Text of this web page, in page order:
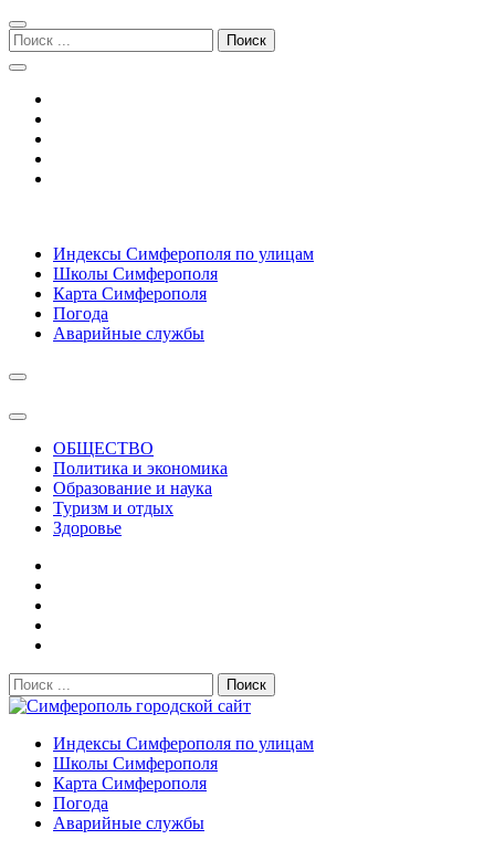
Перейти
к
навигации
Перейти
к
содержимому
Поиск:
Симферополь городской сайт
Индексы Симферополя по улицам
Школы Симферополя
Карта Симферополя
Погода
Аварийные службы
ОБЩЕСТВО
Политика и экономика
Образование и наука
Туризм и отдых
Здоровье
Поиск:
Симферополь городской сайт
Индексы Симферополя по улицам
Школы Симферополя
Карта Симферополя
Погода
Аварийные службы